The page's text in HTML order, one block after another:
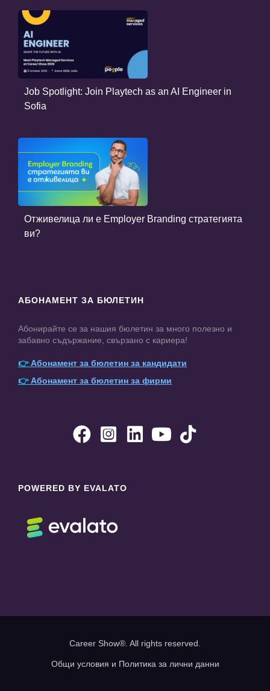
Job Spotlight: Join Playtech as an AI Engineer in
Sofia
Отживелица ли е Employer Branding стратегията
ви?
АБОНАМЕНТ ЗА БЮЛЕТИН
Абонирайте се за нашия бюлетин за много полезно и
забавно съдържание, свързано с кариера!
👉Абонамент за бюлетин за кандидати
👉Абонамент за бюлетин за фирми
    
POWERED BY EVALATO
Career Show®. All rights reserved.
Общи условия и Политика за лични данни